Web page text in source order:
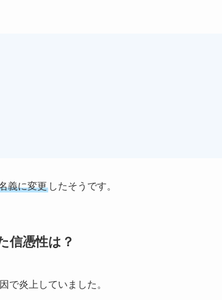
義に変更 したそうです。
信憑性は？
で炎上していました。